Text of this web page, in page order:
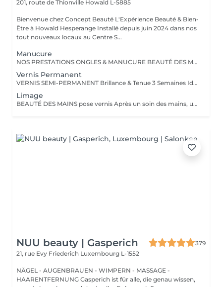
201, route de Thionville Howald L-5885
Bienvenue chez Concept Beauté L'Expérience Beauté & Bien-
Être à Howald Hesperange Installé depuis juin 2024 dans nos
tout nouveaux locaux au Centre S...
Manucure
NOS PRESTATIONS ONGLES & MANUCURE BEAUTÉ DES MAINS Manucure & Soin Nourrissant Offrez à vos mains un soin complet avec une manucure experte comprenant : Limage et mise en forme des ongles Soins des cuticules pour un contour net Massage nourrissant avec des soins hydratants ProNails En supplément : Application d'un vernis Longwear ou semi-permanent (en option) Une pause bien-être idéale pour retrouver des mains soignées et élégantes. OPTIONS À LA CARTE Personnalisez votre soin ! Selon vos envies, vous pouvez compléter votre manucure avec : Pose de vernis Longwear Pour une touche de couleur élégante Vernis semi-permanent Tenue parfaite jusqu'à 3 semaines Soin Spa Complet des mains Exfoliation, masque nourrissant et massage profond pour une détente absolue Offrez à vos mains un soin sur-mesure, réalisé par nos professionnelles expertes ! Notre équipe est composée d'expertes hautement qualifiées, dont certaines sont formatrices en onglerie dans notre centre Concept Beauté Distribution. Nous maîtrisons les dernières tendances et techniques pour garantir des prestations d'exception. Besoin d'un conseil personnalisé ? Nous sommes là pour vous guider vers la meilleure option selon votre type d'ongles et votre style de vie. Offrez à vos mains et à vos pieds l'expertise qu'ils méritent avec ProNails et notre équipe d'expertes !
Vernis Permanent
VERNIS SEMI-PERMANENT Brillance & Tenue 3 Semaines Idéal pour celles qui veulent une manucure impeccable sans abîmer leurs ongles naturels, le vernis semi-permanent ProNails assure une brillance éclatante et une tenue longue durée. Pourquoi choisir le semi-permanent ? Séchage immédiat sous lampe LED Jusqu'à 3 semaines de tenue sans s'écailler Large choix de couleurs tendances Dépose rapide et en douceur Disponible pour les mains & les pieds pour une mise en beauté complète. ONGLES PARFAITS AVEC PRONAILS EXPERTISE & QUALITÉ PROFESSIONNELLE Dans notre institut, nous vous offrons un service onglerie haut de gamme, réalisé avec les produits de la marque ProNails, reconnue pour sa qualité et sa tenue exceptionnelle. Nos expertes en onglerie, dont certaines sont également formatrices en prothésie ongulaire dans notre centre de formation Concept Beauté Distribution, sauront vous conseiller et sublimer vos ongles avec professionnalisme.
Limage
BEAUTÉ DES MAINS pose vernis Après un soin des mains, une pose vernis : Limage et mise en forme des ongles Application d'un vernis Longwear ProNails longue tenue ou semi-permanent (en option) Une pause bien-être idéale pour retrouver des mains soignées et élégantes.
NUU beauty | Gasperich
379
21, rue Evy Friederich Luxembourg L-1552
NÄGEL - AUGENBRAUEN - WIMPERN - MASSAGE -
HAARENTFERNUNG Gasperich ist für alle, die genau wissen,